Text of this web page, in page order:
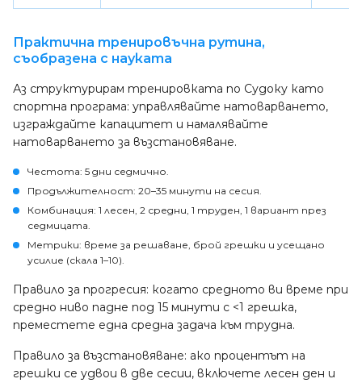
Практична тренировъчна рутина,
съобразена с науката
Аз структурирам тренировката по Судоку като
спортна програма: управлявайте натоварването,
изграждайте капацитет и намалявайте
натоварването за възстановяване.
Честота: 5 дни седмично.
Продължителност: 20–35 минути на сесия.
Комбинация: 1 лесен, 2 средни, 1 труден, 1 вариант през
седмицата.
Метрики: време за решаване, брой грешки и усещано
усилие (скала 1–10).
Правило за прогресия: когато средното ви време при
средно ниво падне под 15 минути с <1 грешка,
преместете една средна задача към трудна.
Правило за възстановяване: ако процентът на
грешки се удвои в две сесии, включете лесен ден и